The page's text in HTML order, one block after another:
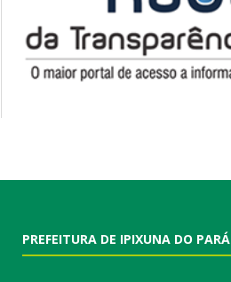
PREFEITURA DE IPIXUNA DO PARÁ